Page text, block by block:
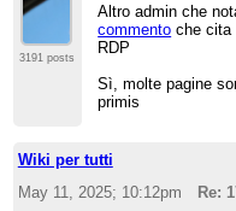
3191 posts
Altro admin che
commento che cita
RDP
Sì, molte pagine
primis
Wiki per tutti
May 11, 2025; 10:12pm
Re: